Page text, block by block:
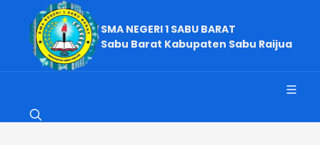
SMA NEGERI 1 SABU BARAT
Sabu Barat Kabupaten Sabu Raijua